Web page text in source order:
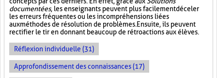
documentées, les enseignants peuvent plus facilement déceler
les erreurs fréquentes ou les incompréhensions liées
aux méthodes de résolution de problèmes. Ensuite, ils peuvent
rectifier le tir en donnant beaucoup de rétroactions aux élèves.
Réflexion individuelle (31)
Approfondissement des connaissances (17)